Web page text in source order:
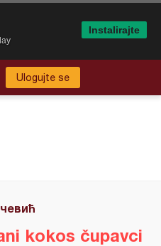
Ulogujte se
kokos čupavci
Instalirajte